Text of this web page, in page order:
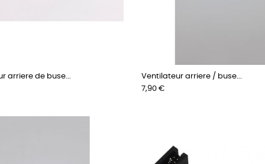
arriere de buse...
Ventilateur arriere / buse...
Prix
7,90 €